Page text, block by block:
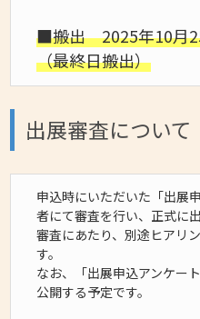
■搬出 2025年10月
（最終日搬出）
出展審査について
申込時にいただいた「出展
者にて審査を行い、正式に
審査にあたり、別途ヒアリ
す。
なお、「出展申込アンケー
公開する予定です。